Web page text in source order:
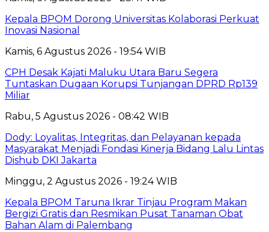
Kepala BPOM Dorong Universitas Kolaborasi Perkuat
Inovasi Nasional
Kamis, 6 Agustus 2026 - 19:54 WIB
CPH Desak Kajati Maluku Utara Baru Segera
Tuntaskan Dugaan Korupsi Tunjangan DPRD Rp139
Miliar
Rabu, 5 Agustus 2026 - 08:42 WIB
Dody: Loyalitas, Integritas, dan Pelayanan kepada
Masyarakat Menjadi Fondasi Kinerja Bidang Lalu Lintas
Dishub DKI Jakarta
Minggu, 2 Agustus 2026 - 19:24 WIB
Kepala BPOM Taruna Ikrar Tinjau Program Makan
Bergizi Gratis dan Resmikan Pusat Tanaman Obat
Bahan Alam di Palembang